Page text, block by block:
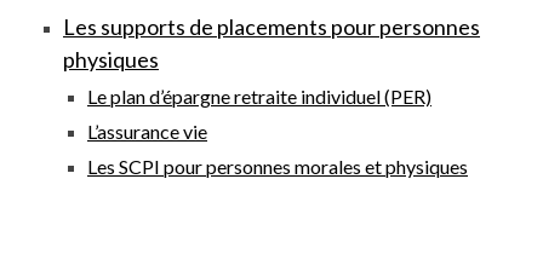
Les supports de placements pour personnes
physiques
Le plan d’épargne retraite individuel (PER)
L’assurance vie
Les SCPI pour personnes morales et physiques